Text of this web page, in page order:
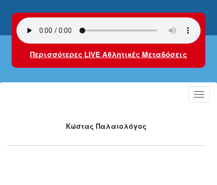
Περισσότερες LIVE Αθλητικές Μεταδόσεις
Κώστας Παλαιολόγος